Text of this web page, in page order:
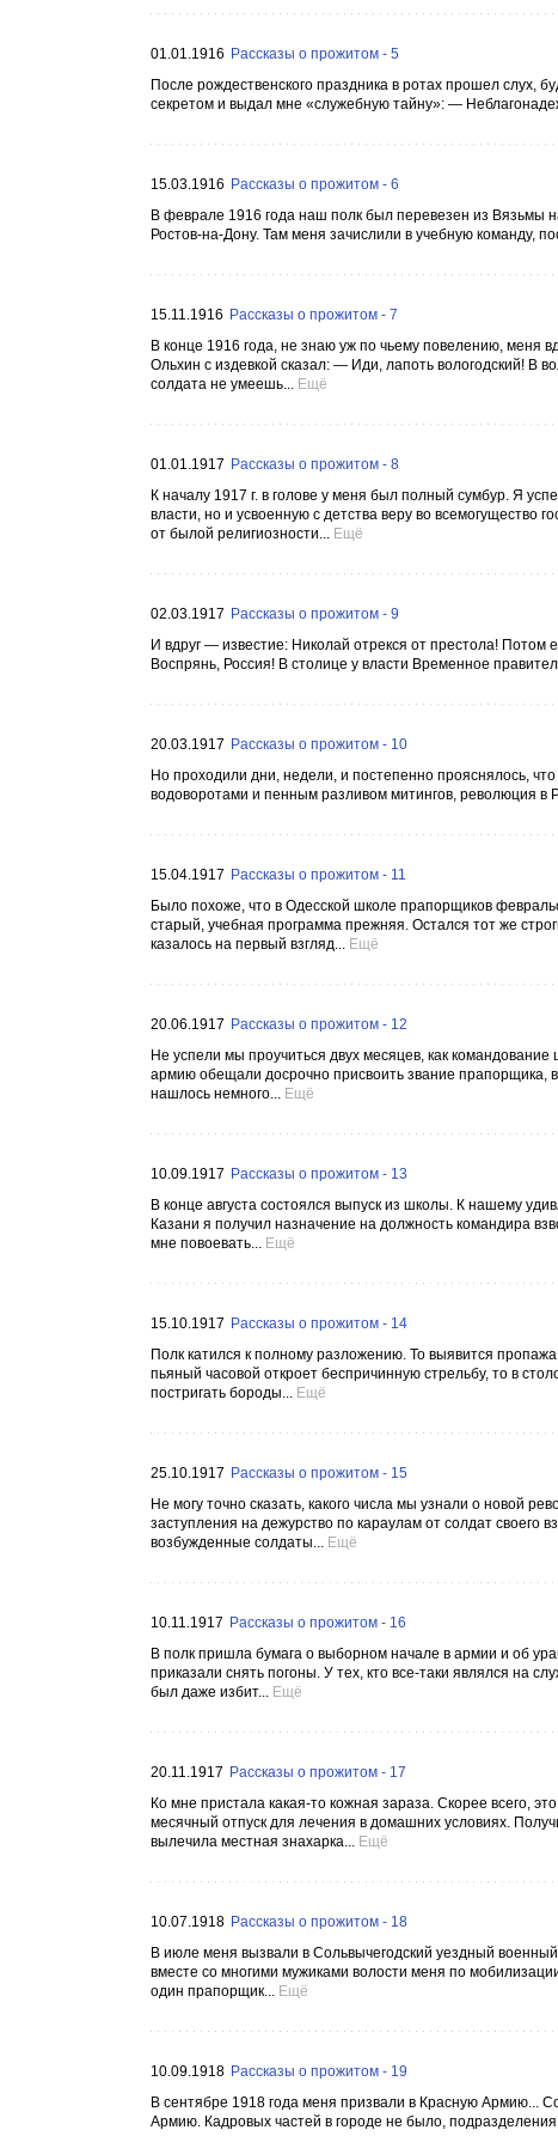
01.01.1916 Рассказы о прожитом - 5
После рождественского праздника в ротах прошел слух,
секретом и выдал мне «служебную тайну»: —
15.03.1916 Рассказы о прожитом - 6
В феврале 1916 года наш полк был перевезен из Вязьмы
Ростов-на-Дону. Там меня зачислили в учебную команду,
15.11.1916 Рассказы о прожитом - 7
В конце 1916 года, не знаю уж по чьему повелению, меня
Ольхин с издевкой сказал: — Иди, лапоть вологодский! В
солдата не умеешь... Ещё
01.01.1917 Рассказы о прожитом - 8
К началу 1917 г. в голове у меня был полный сумбур. Я
власти, но и усвоенную с детства веру во
от былой религиозности... Ещё
02.03.1917 Рассказы о прожитом - 9
И вдруг — известие: Николай отрекся от престола! Потом
Воспрянь, Россия! В столице у власти Временное
20.03.1917 Рассказы о прожитом - 10
Но проходили дни, недели, и постепенно прояснялось,
водоворотами и пенным разливом митингов, революция в
15.04.1917 Рассказы о прожитом - 11
Было похоже, что в Одесской школе прапорщиков
старый, учебная программа прежняя. Остался тот же
казалось на первый взгляд... Ещё
20.06.1917 Рассказы о прожитом - 12
Не успели мы проучиться двух месяцев, как
армию обещали досрочно присвоить звание
нашлось немного... Ещё
10.09.1917 Рассказы о прожитом - 13
В конце августа состоялся выпуск из школы. К нашему
Казани я получил назначение на должность командира
мне повоевать... Ещё
15.10.1917 Рассказы о прожитом - 14
Полк катился к полному разложению. То выявится
пьяный часовой откроет беспричинную стрельбу, то в
постригать бороды... Ещё
25.10.1917 Рассказы о прожитом - 15
Не могу точно сказать, какого числа мы узнали о новой
заступления на дежурство по караулам от солдат
возбужденные солдаты... Ещё
10.11.1917 Рассказы о прожитом - 16
В полк пришла бумага о выборном начале в армии и об
приказали снять погоны. У тех, кто все-таки являлся на
был даже избит... Ещё
20.11.1917 Рассказы о прожитом - 17
Ко мне пристала какая-то кожная зараза. Скорее всего,
месячный отпуск для лечения в домашних условиях.
вылечила местная знахарка... Ещё
10.07.1918 Рассказы о прожитом - 18
В июле меня вызвали в Сольвычегодский уездный
вместе со многими мужиками волости меня по
один прапорщик... Ещё
10.09.1918 Рассказы о прожитом - 19
В сентябре 1918 года меня призвали в Красную Армию...
Армию. Кадровых частей в городе не было, подразделения